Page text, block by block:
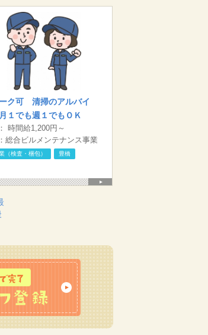
ヶ月の有期契約を経てから正
となります
ク可 清掃のアルバイ
１でも週１でもＯＫ
時間給1,200円～
総合ビルメンテナンス事業
棄物収集運搬事業 警備事
業、紹介予定派遣事業 有料
介事業、アウトソーシング事
（検査・梱包） 豊橋